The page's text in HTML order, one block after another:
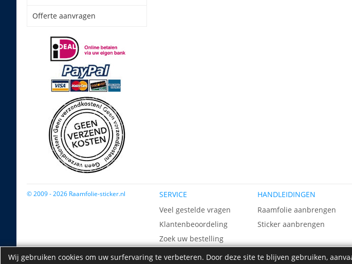
Wij gebruiken cookies om uw surfervaring te verbeteren. Door deze site te blijven gebruiken,
Offerte aanvragen
SERVICE
Veel gestelde vragen
Klantenbeoordeling
Zoek uw bestelling
Contact
HANDLEIDINGEN
Raamfolie aanbrengen
Sticker aanbrengen
© 2009 - 2026 Raamfolie-sticker.nl